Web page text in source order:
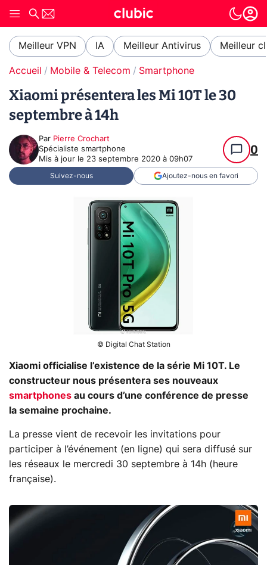
Meilleur VPN IA Meilleur Antivirus Meilleur
Accueil Mobile & Telecom Smartphone
Xiaomi présentera les Mi 10T le 30
septembre à 14h
Par Pierre Crochart
Spécialiste smartphone
Mis à jour le 23 septembre 2020 à 09h07
0
Suivez-nous Ajoutez-nous en favori
© Digital Chat Station
Xiaomi officialise l’existence de la série Mi 10T. Le
constructeur nous présentera ses nouveaux
smartphones au cours d’une conférence de presse
la semaine prochaine.
La presse vient de recevoir les invitations pour
participer à l’événement (en ligne) qui sera diffusé sur
les réseaux le mercredi 30 septembre à 14h (heure
française).